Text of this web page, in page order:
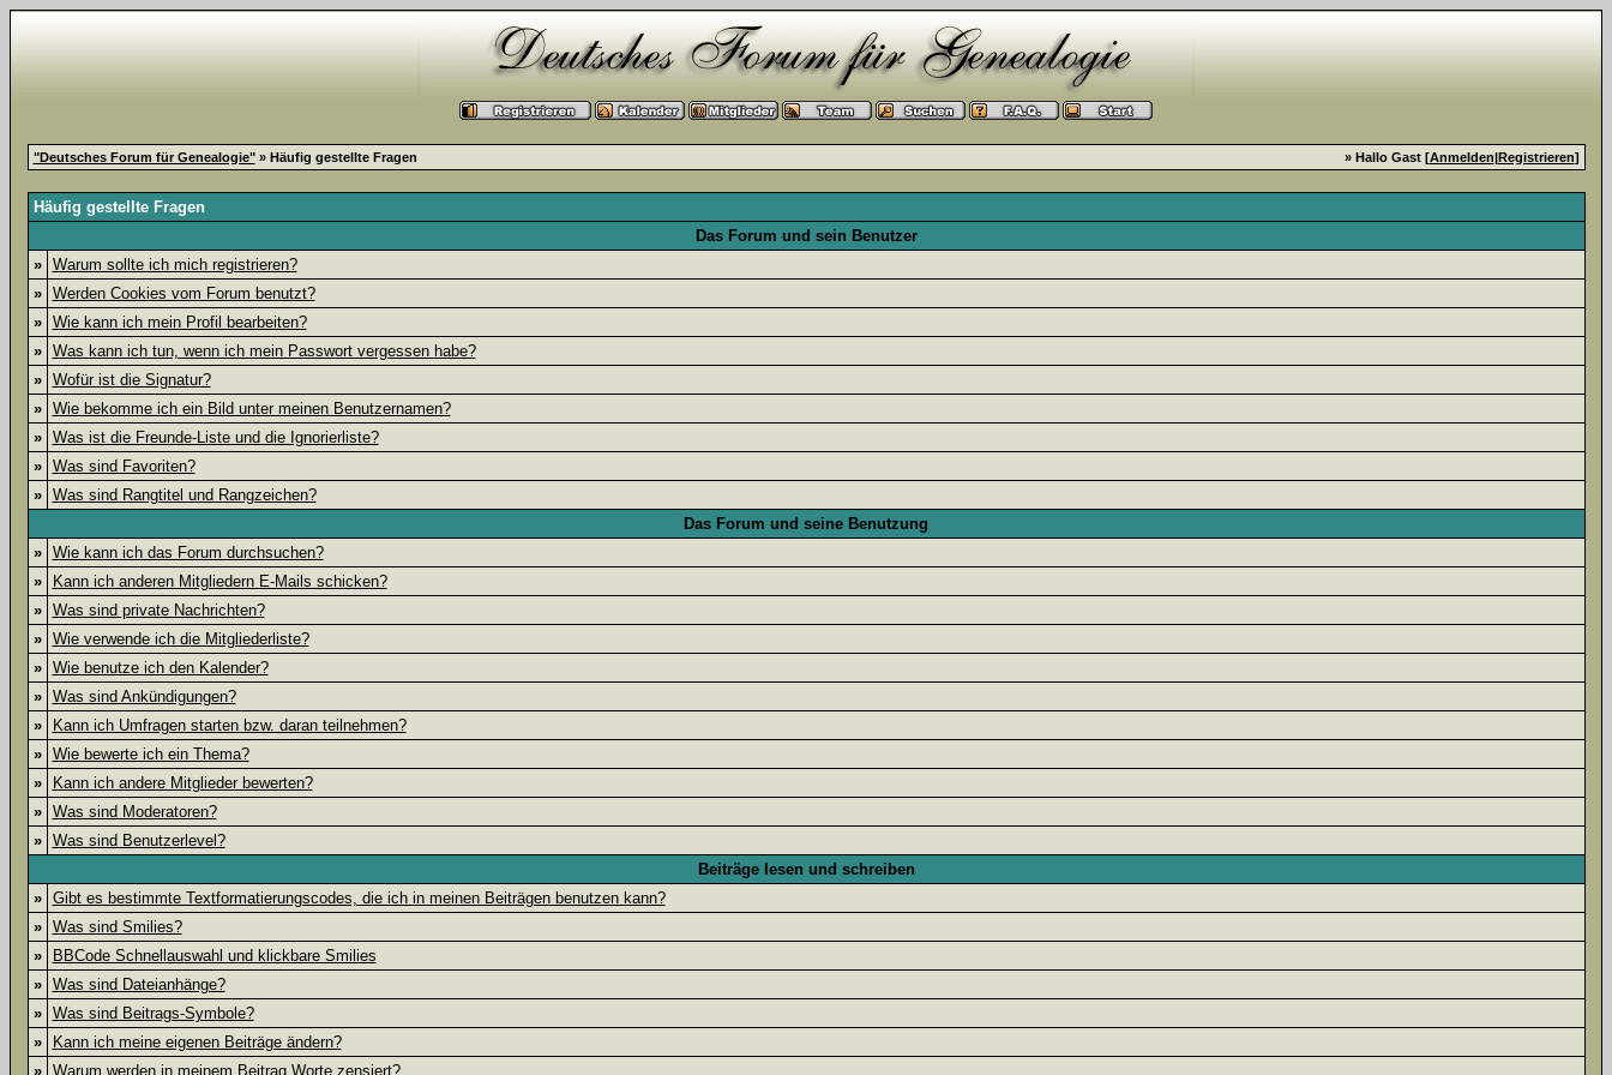
"Deutsches Forum für Genealogie"» Häufig gestellte Fragen » Hallo Gast [Anmelden|Registrieren]
Häufig gestellte Fragen
Das Forum und sein Benutzer
»
Warum sollte ich mich registrieren?
»
Werden Cookies vom Forum benutzt?
»
Wie kann ich mein Profil bearbeiten?
»
Was kann ich tun, wenn ich mein Passwort vergessen habe?
»
Wofür ist die Signatur?
»
Wie bekomme ich ein Bild unter meinen Benutzernamen?
»
Was ist die Freunde-Liste und die Ignorierliste?
»
Was sind Favoriten?
»
Was sind Rangtitel und Rangzeichen?
Das Forum und seine Benutzung
»
Wie kann ich das Forum durchsuchen?
»
Kann ich anderen Mitgliedern E-Mails schicken?
»
Was sind private Nachrichten?
»
Wie verwende ich die Mitgliederliste?
»
Wie benutze ich den Kalender?
»
Was sind Ankündigungen?
»
Kann ich Umfragen starten bzw. daran teilnehmen?
»
Wie bewerte ich ein Thema?
»
Kann ich andere Mitglieder bewerten?
»
Was sind Moderatoren?
»
Was sind Benutzerlevel?
Beiträge lesen und schreiben
»
Gibt es bestimmte Textformatierungscodes, die ich in meinen Beiträgen benutzen kann?
»
Was sind Smilies?
»
BBCode Schnellauswahl und klickbare Smilies
»
Was sind Dateianhänge?
»
Was sind Beitrags-Symbole?
»
Kann ich meine eigenen Beiträge ändern?
»
Warum werden in meinem Beitrag Worte zensiert?